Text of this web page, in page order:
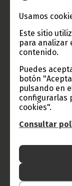
Usamos
Este sitio
para analizar
contenido.
Puedes
botón
pulsando en
configurarlas
cookies".
Consultar